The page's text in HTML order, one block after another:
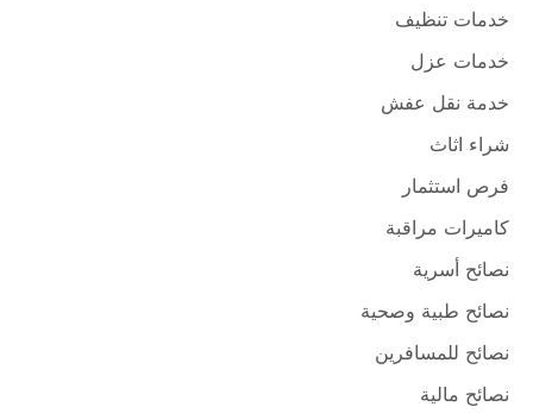
خدمات تنظيف
خدمات عزل
خدمة نقل عفش
شراء اثاث
فرص استثمار
كاميرات مراقبة
نصائح أسرية
نصائح طبية وصحية
نصائح للمسافرين
نصائح مالية